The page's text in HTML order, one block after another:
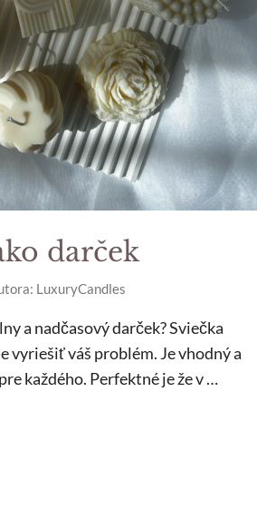
darček
LuxuryCandles
a nadčasový darček? Sviečka
vyriešiť váš problém. Je vhodný a
každého. Perfektné je že v …